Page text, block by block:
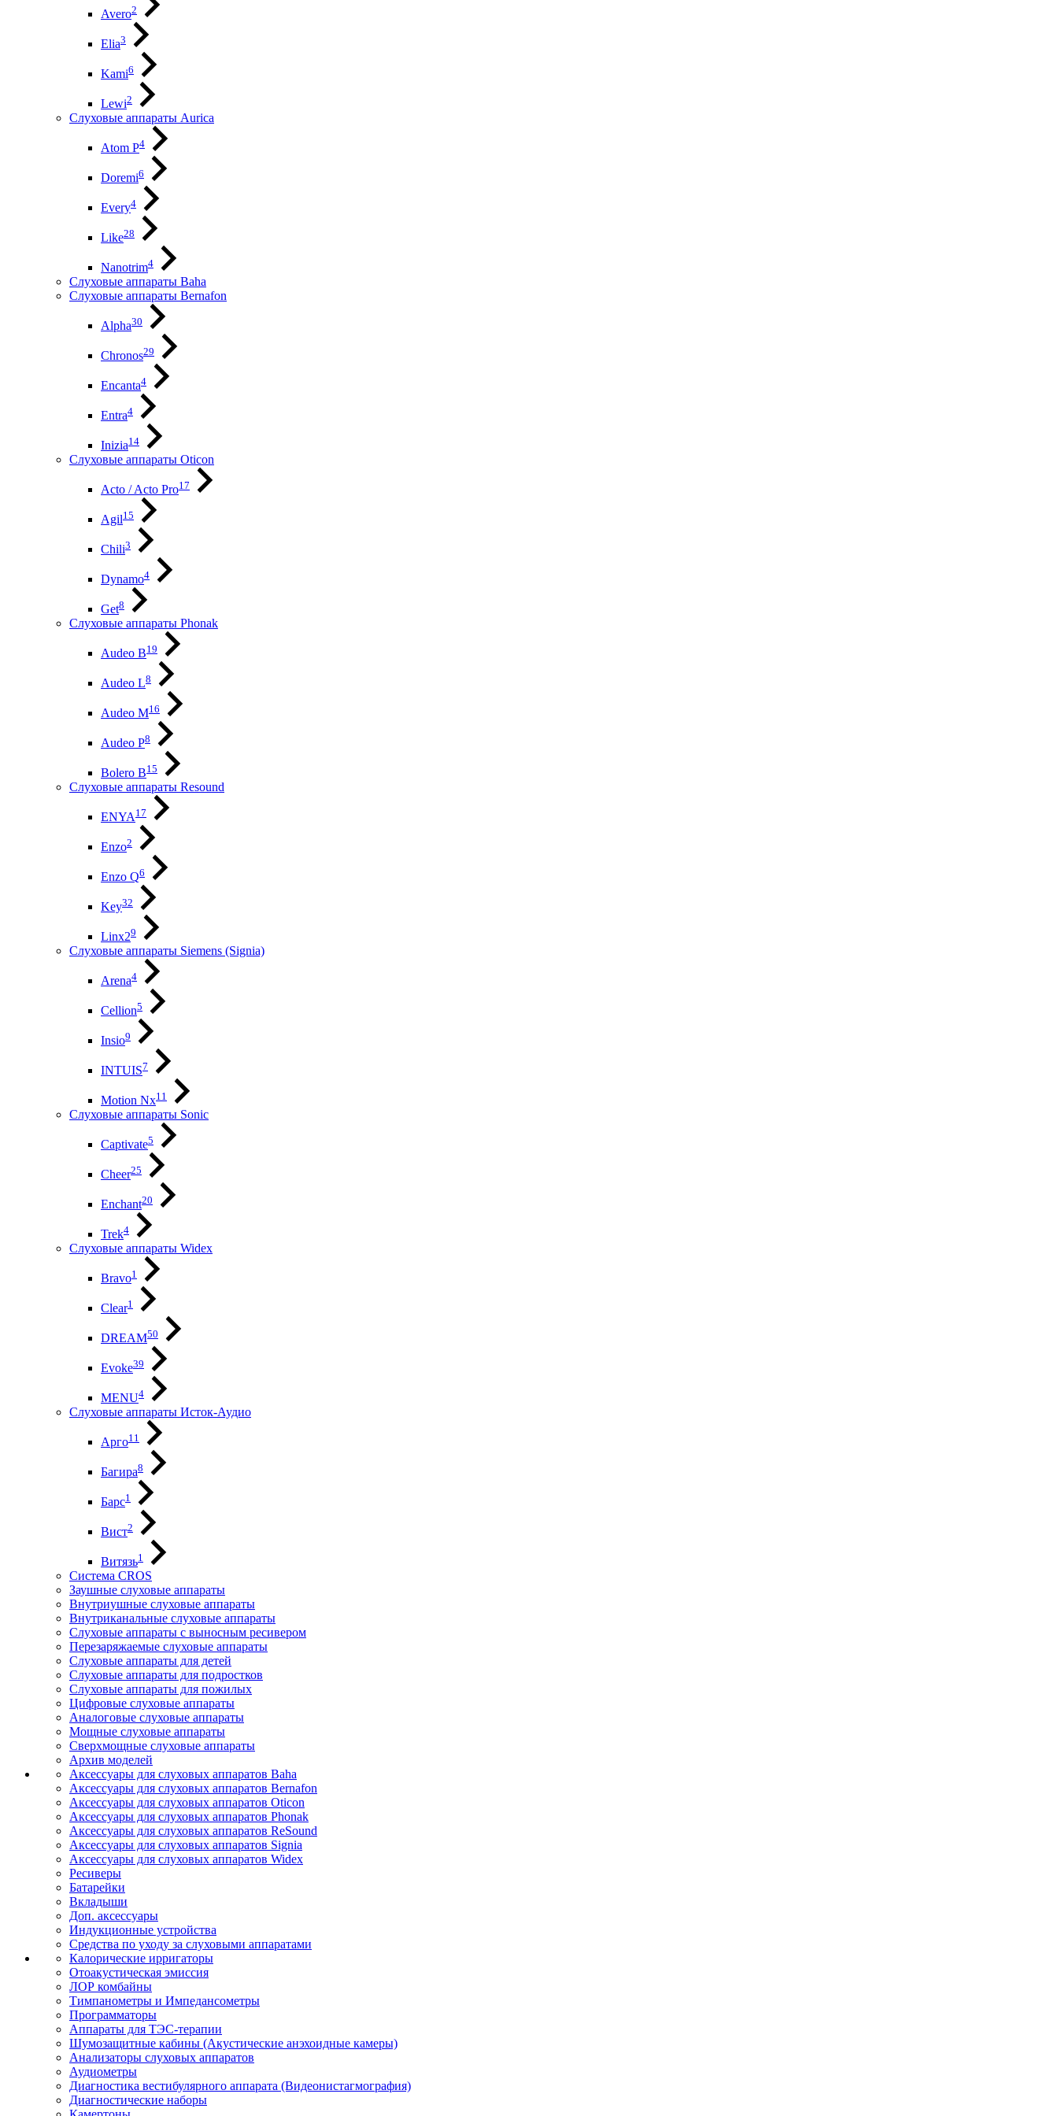
Avero2
Elia3
Kami6
Lewi2
Слуховые аппараты Aurica
Atom P4
Doremi6
Every4
Like28
Nanotrim4
Слуховые аппараты Baha
Слуховые аппараты Bernafon
Alpha30
Chronos29
Encanta4
Entra4
Inizia14
Слуховые аппараты Oticon
Acto / Acto Pro17
Agil15
Chili3
Dynamo4
Get8
Слуховые аппараты Phonak
Audeo B19
Audeo L8
Audeo М16
Audeo P8
Bolero B15
Слуховые аппараты Resound
ENYA17
Enzo2
Enzo Q6
Key32
Linx29
Слуховые аппараты Siemens (Signia)
Arena4
Cellion5
Insio9
INTUIS7
Motion Nx11
Слуховые аппараты Sonic
Captivate5
Cheer25
Enchant20
Trek4
Слуховые аппараты Widex
Bravo1
Clear1
DREAM50
Evoke39
MENU4
Слуховые аппараты Исток-Аудио
Арго11
Багира8
Барс1
Вист2
Витязь1
Система CROS
Заушные слуховые аппараты
Внутриушные слуховые аппараты
Внутриканальные слуховые аппараты
Слуховые аппараты с выносным ресивером
Перезаряжаемые слуховые аппараты
Слуховые аппараты для детей
Слуховые аппараты для подростков
Слуховые аппараты для пожилых
Цифровые слуховые аппараты
Аналоговые слуховые аппараты
Мощные слуховые аппараты
Сверхмощные слуховые аппараты
Архив моделей
Аксессуары для слуховых аппаратов Baha
Аксессуары для слуховых аппаратов Bernafon
Аксессуары для слуховых аппаратов Oticon
Аксессуары для слуховых аппаратов Phonak
Аксессуары для слуховых аппаратов ReSound
Аксессуары для слуховых аппаратов Signia
Аксессуары для слуховых аппаратов Widex
Ресиверы
Батарейки
Вкладыши
Доп. аксессуары
Индукционные устройства
Средства по уходу за слуховыми аппаратами
Калорические ирригаторы
Отоакустическая эмиссия
ЛОР комбайны
Тимпанометры и Импедансометры
Программаторы
Аппараты для ТЭС-терапии
Шумозащитные кабины (Акустические анэхоидные камеры)
Анализаторы слуховых аппаратов
Аудиометры
Диагностика вестибулярного аппарата (Видеонистагмография)
Диагностические наборы